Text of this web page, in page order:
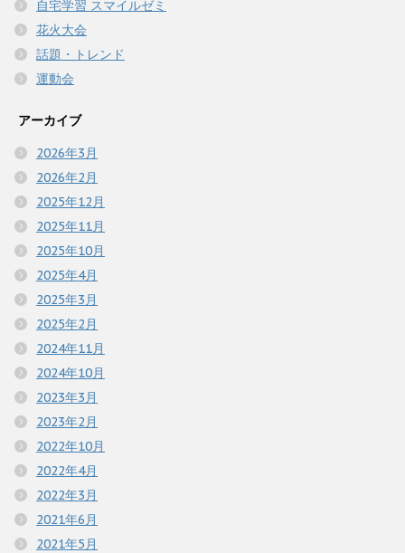
自宅学習 スマイルゼミ
花火大会
話題・トレンド
運動会
アーカイブ
2026年3月
2026年2月
2025年12月
2025年11月
2025年10月
2025年4月
2025年3月
2025年2月
2024年11月
2024年10月
2023年3月
2023年2月
2022年10月
2022年4月
2022年3月
2021年6月
2021年5月